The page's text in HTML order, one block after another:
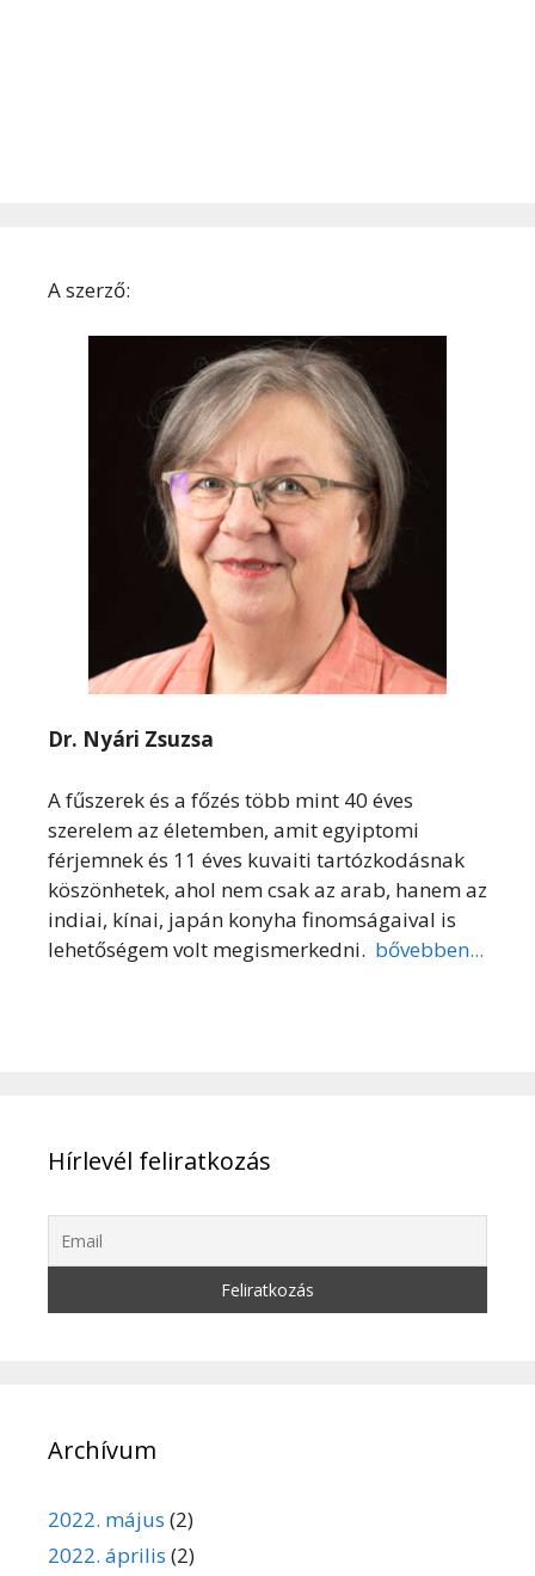
A szerző:
Dr. Nyári Zsuzsa
A fűszerek és a főzés több mint 40 éves
szerelem az életemben, amit egyiptomi
férjemnek és 11 éves kuvaiti tartózkodásnak
köszönhetek, ahol nem csak az arab, hanem az
indiai, kínai, japán konyha finomságaival is
lehetőségem volt megismerkedni. bővebben...
Hírlevél feliratkozás
Archívum
2022. május (2)
2022. április (2)